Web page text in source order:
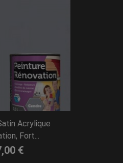
Acrylique
Fort...
€